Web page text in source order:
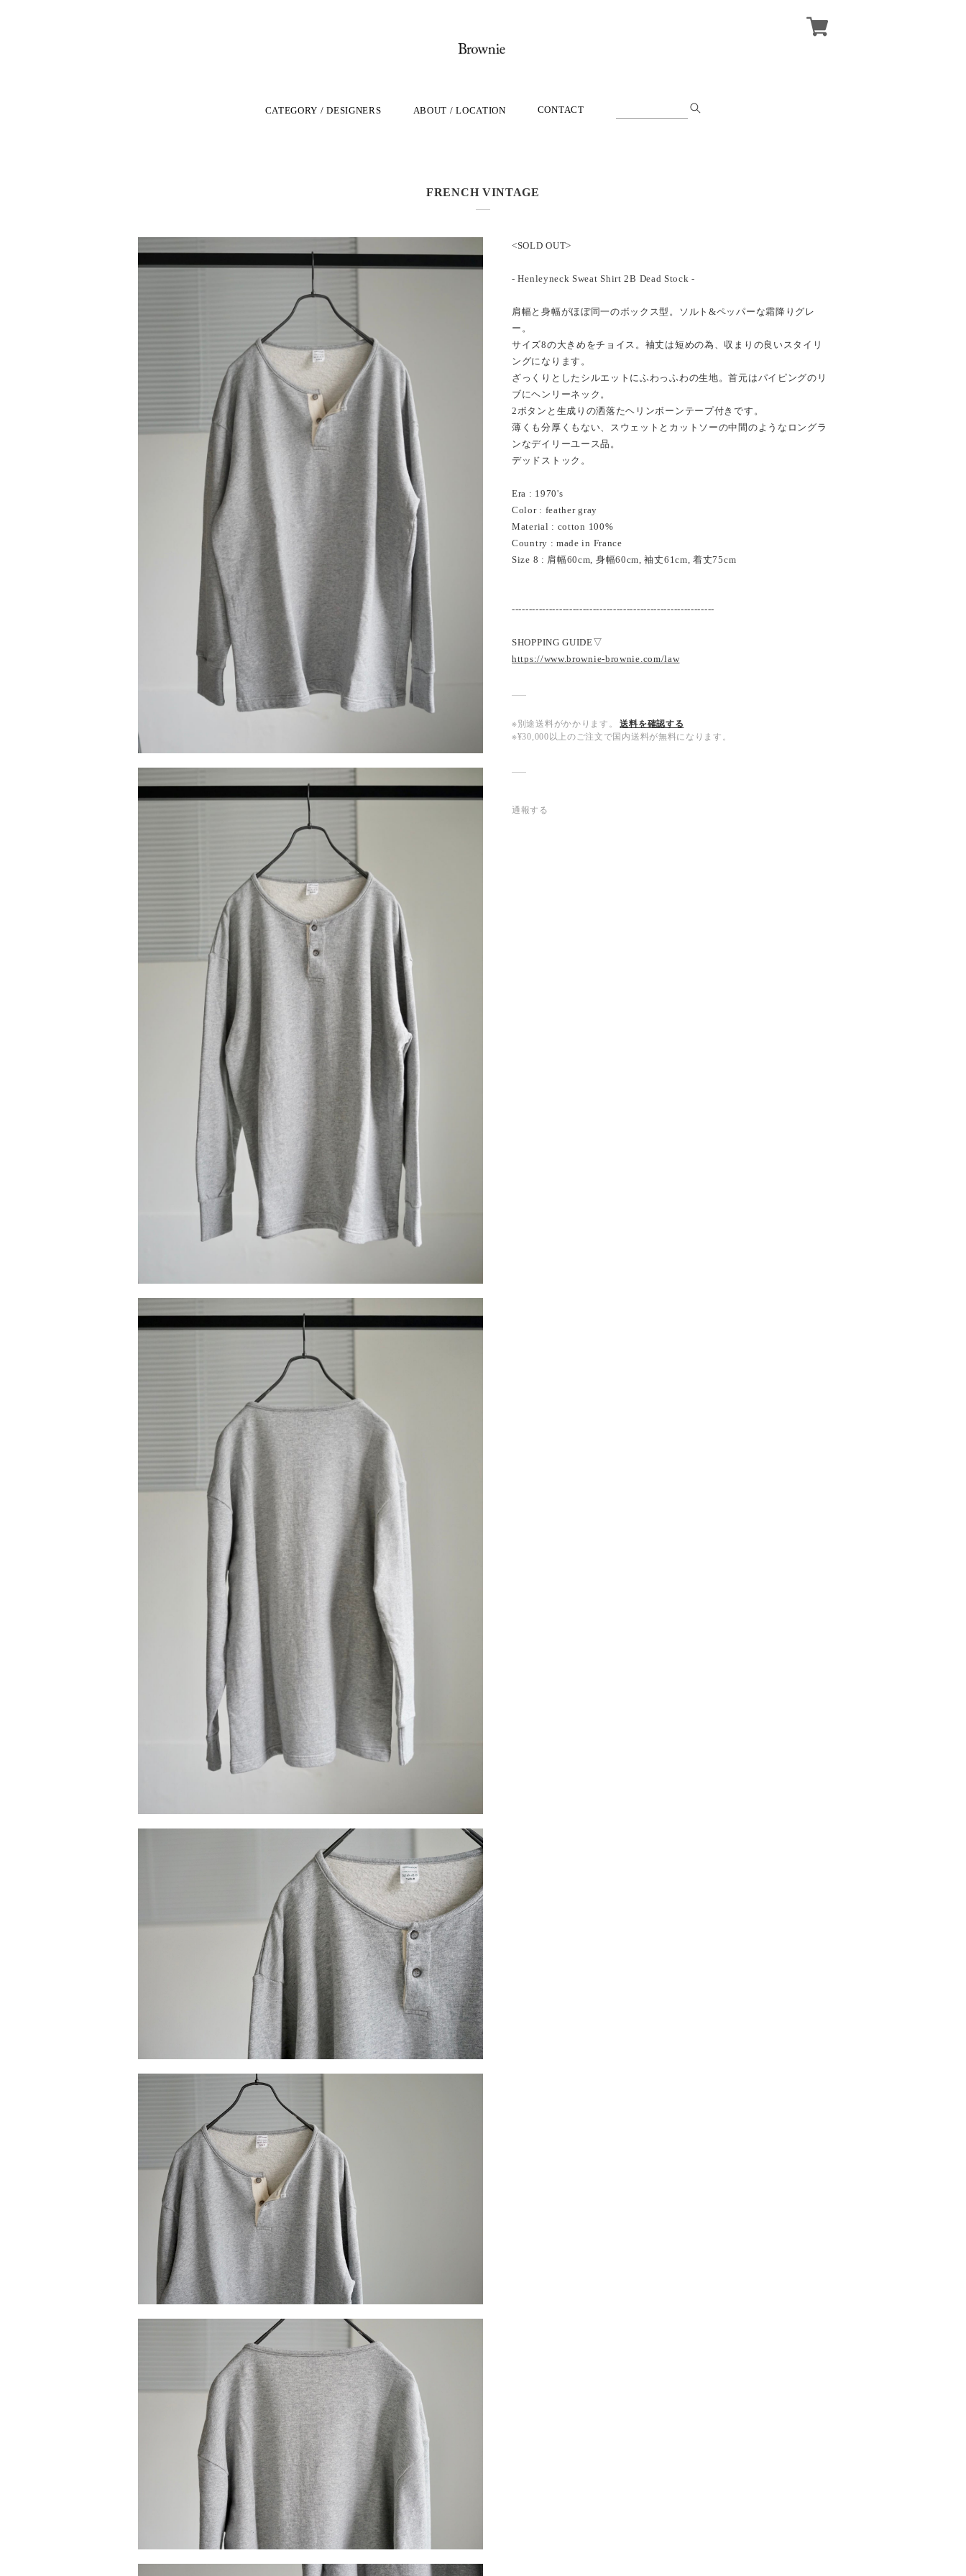
CATEGORY / DESIGNERS ABOUT / LOCATION CONTACT
FRENCH VINTAGE
<SOLD OUT>
- Henleyneck Sweat Shirt 2B Dead Stock -
肩幅と身幅がほぼ同一のボックス型。ソルト&ペッパーな霜降りグレ
ー。
サイズ8の大きめをチョイス。袖丈は短めの為、収まりの良いスタイリ
ングになります。
ざっくりとしたシルエットにふわっふわの生地。首元はパイピングのリ
ブにヘンリーネック。
2ボタンと生成りの洒落たヘリンボーンテープ付きです。
薄くも分厚くもない、スウェットとカットソーの中間のようなロングラ
ンなデイリーユース品。
デッドストック。
Era : 1970's
Color : feather gray
Material : cotton 100%
Country : made in France
Size 8 : 肩幅60cm, 身幅60cm, 袖丈61cm, 着丈75cm
------------------------------------------------------------
SHOPPING GUIDE▽
https://www.brownie-brownie.com/law
※別途送料がかかります。
送料を確認する
※¥30,000以上のご注文で国内送料が無料になります。
通報する